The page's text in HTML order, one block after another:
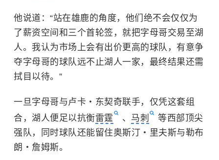
他说道：“站在雄鹿的角度，他们绝不会仅仅为
了薪资空间和三个首轮签，就把字母哥交易至湖
人。我认为市场上会有出价更高的球队，有意争
夺字母哥的球队远不止湖人一家，最终结果还需
拭目以待。”
一旦字母哥与卢卡・东契奇联手，仅凭这套组
合，湖人便足以抗衡雷霆 、 马刺
等西部顶尖
强队，同时球队还能留住奥斯汀・里夫斯与勒布
朗・詹姆斯。